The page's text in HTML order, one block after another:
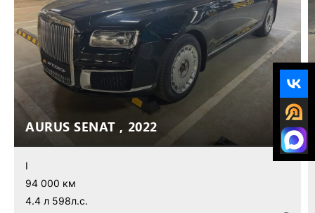
AURUS SENAT , 2022
I
94 000 км
4.4 л 598л.с.